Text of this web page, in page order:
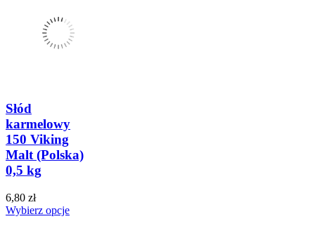
Słód
karmelowy
150 Viking
Malt (Polska)
0,5 kg
6,80 zł
Wybierz opcje